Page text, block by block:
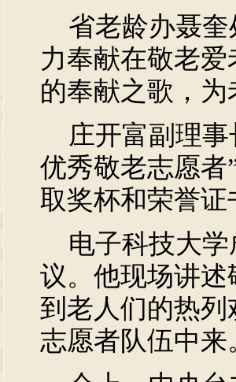
省老龄办聂奎
力奉献在敬老
的奉献之歌，
庄开富副理事
优秀敬老志愿者
取奖杯和荣誉证
电子科技大学
议。他现场讲
到老人们的热
志愿者队伍中